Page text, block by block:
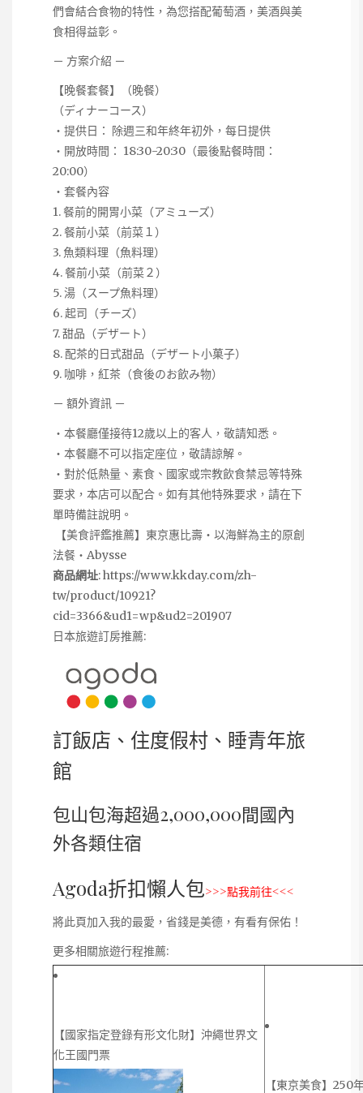
們會結合食物的特性，為您搭配葡萄酒，美酒與美
食相得益彰。
－ 方案介紹 －
【晚餐套餐】（晚餐）
（ディナーコース）
・提供日： 除週三和年終年初外，每日提供
・開放時間： 18:30-20:30（最後點餐時間：
20:00）
・套餐內容
1. 餐前的開胃小菜（アミューズ）
2. 餐前小菜（前菜１）
3. 魚類料理（魚料理）
4. 餐前小菜（前菜２）
5. 湯（スープ魚料理）
6. 起司（チーズ）
7. 甜品（デザート）
8. 配茶的日式甜品（デザート小菓子）
9. 咖啡，紅茶（食後のお飲み物）
－ 額外資訊 －
・本餐廳僅接待12歲以上的客人，敬請知悉。
・本餐廳不可以指定座位，敬請諒解。
・對於低熱量、素食、國家或宗教飲食禁忌等特殊
要求，本店可以配合。如有其他特殊要求，請在下
單時備註說明。
【美食評鑑推薦】東京惠比壽・以海鮮為主的原創
法餐・Abysse
商品網址:https://www.kkday.com/zh-
tw/product/10921?
cid=3366&ud1=wp&ud2=201907
日本旅遊訂房推薦:
訂飯店、住度假村、睡青年旅
館
包山包海超過2,000,000間國內
外各類住宿
Agoda折扣懶人包>>>點我前往<<<
將此頁加入我的最愛，省錢是美德，有看有保佑！
更多相關旅遊行程推薦:
【國家指定登錄有形文化財】沖繩世界文
化王國門票
【東京美食】250